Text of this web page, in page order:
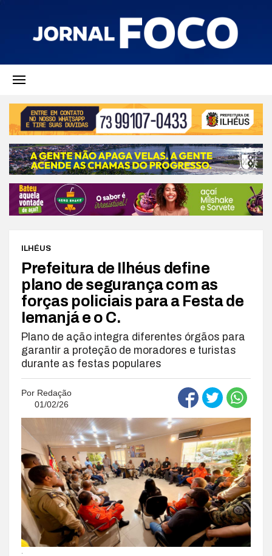
ILHÉUS
Prefeitura de Ilhéus define
plano de segurança com as
forças policiais para a Festa de
Iemanjá e o C.
Plano de ação integra diferentes órgãos para
garantir a proteção de moradores e turistas
durante as festas populares
Por Redação
01/02/26
.